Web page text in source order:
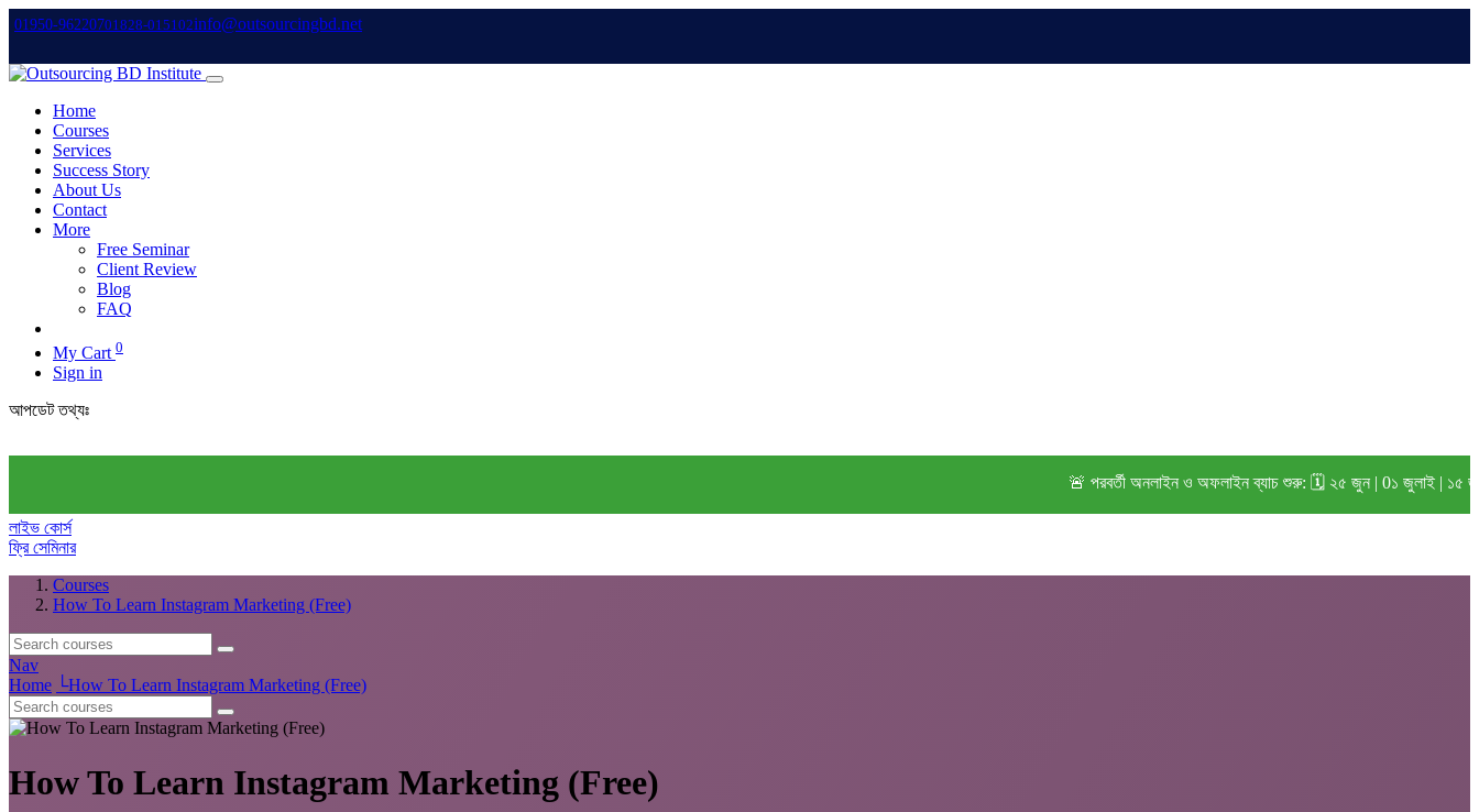
01950-96220701828-015102info@outsourcingbd.net
Home
Courses
Services
Success Story
About Us
Contact
More
Free Seminar
Client Review
Blog
FAQ
My Cart 0
Sign in
আপডেট তথ্যঃ
🚨 পরবর্তী অনলাইন ও অফলাইন ব্যাচ শুরু: 🗓️ ২৫ জুন | 0১ জুলাই | ১৫ জুলাই
লাইভ কোর্স
ফ্রি সেমিনার
Courses
How To Learn Instagram Marketing (Free)
Nav
Home └How To Learn Instagram Marketing (Free)
How To Learn Instagram Marketing (Free)